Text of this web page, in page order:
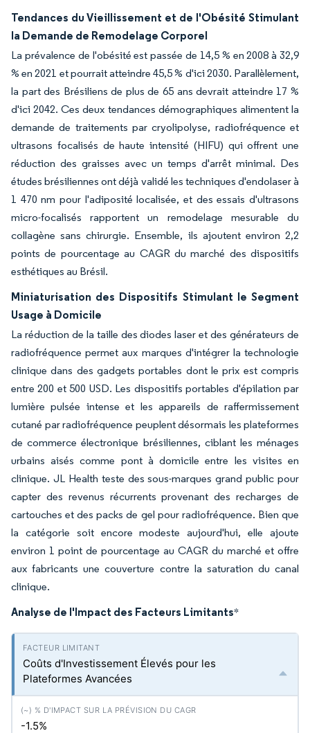
Tendances du Vieillissement et de l'Obésité Stimulant
la Demande de Remodelage Corporel
La prévalence de l'obésité est passée de 14,5 % en 2008 à 32,9
% en 2021 et pourrait atteindre 45,5 % d'ici 2030. Parallèlement,
la part des Brésiliens de plus de 65 ans devrait atteindre 17 %
d'ici 2042. Ces deux tendances démographiques alimentent la
demande de traitements par cryolipolyse, radiofréquence et
ultrasons focalisés de haute intensité (HIFU) qui offrent une
réduction des graisses avec un temps d'arrêt minimal. Des
études brésiliennes ont déjà validé les techniques d'endolaser à
1 470 nm pour l'adiposité localisée, et des essais d'ultrasons
micro-focalisés rapportent un remodelage mesurable du
collagène sans chirurgie. Ensemble, ils ajoutent environ 2,2
points de pourcentage au CAGR du marché des dispositifs
esthétiques au Brésil.
Miniaturisation des Dispositifs Stimulant le Segment
Usage à Domicile
La réduction de la taille des diodes laser et des générateurs de
radiofréquence permet aux marques d'intégrer la technologie
clinique dans des gadgets portables dont le prix est compris
entre 200 et 500 USD. Les dispositifs portables d'épilation par
lumière pulsée intense et les appareils de raffermissement
cutané par radiofréquence peuplent désormais les plateformes
de commerce électronique brésiliennes, ciblant les ménages
urbains aisés comme pont à domicile entre les visites en
clinique. JL Health teste des sous-marques grand public pour
capter des revenus récurrents provenant des recharges de
cartouches et des packs de gel pour radiofréquence. Bien que
la catégorie soit encore modeste aujourd'hui, elle ajoute
environ 1 point de pourcentage au CAGR du marché et offre
aux fabricants une couverture contre la saturation du canal
clinique.
Analyse de l'Impact des Facteurs Limitants*
Coûts d'Investissement Élevés pour les
Plateformes Avancées
-1.5%